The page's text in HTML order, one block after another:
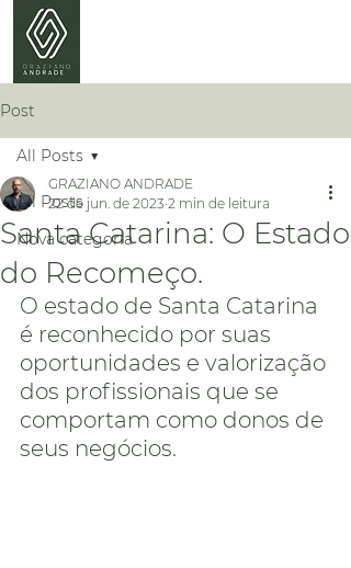
Post
All Posts
Nova categoria
All Posts
Santa Catarina: O Estado
do Recomeço.
GRAZIANO ANDRADE
22 de jun. de 2023 2 min de leitura
O estado de Santa Catarina
é reconhecido por suas
oportunidades e valorização
dos profissionais que se
comportam como donos de
seus negócios.